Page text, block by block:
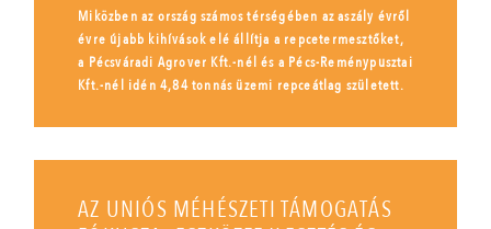
Miközben az ország számos térségében az aszály évről
évre újabb kihívások elé állítja a repcetermesztőket,
a Pécsváradi Agrover Kft.-nél és a Pécs-Reménypusztai
Kft.-nél idén 4,84 tonnás üzemi repceátlag született.
AZ UNIÓS MÉHÉSZETI TÁMOGATÁS